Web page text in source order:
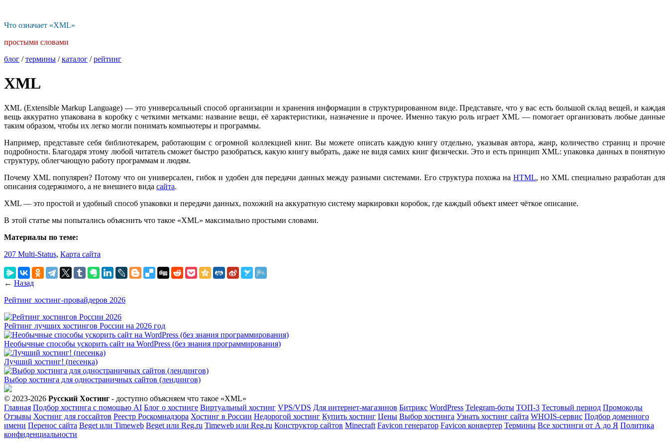
Что означает «XML»
простыми словами
блог /термины /каталог /рейтинг
XML
XML (Extensible Markup Language) — это универсальный способ организации и хранения информации в структурированном виде. Представьте, что у вас есть большой склад вещей, и каждая
вещь аккуратно упакована в коробку с четкими метками: название вещи, её характеристики, назначение и прочее. Именно такую роль играет XML — помогает организовать любые данные
таким образом, чтобы их легко могли понимать компьютеры и программы.
Например, представьте себя библиотекарем, работающим с огромной коллекцией книг. Вы можете описать каждую книгу отдельно, указывая автора, жанр, количество страниц и прочие
подробности. Благодаря этому любой читатель сможет быстро разобраться, какую книгу выбрать, даже не видя самих книг физически. Это и есть принцип XML: упаковка данных в понятную
структуру, облегчающую работу программам и людям.
Почему XML популярен? Потому что он универсален, гибок и удобен для передачи данных между разными системами. Его структура похожа наHTML, но XML специально разработан для
описания содержимого, а не внешнего вида сайта.
XML — это простой и удобный способ упаковки и передачи данных, похожий на аккуратную систему маркировки коробок, где каждый объект имеет чёткое описание.
В этой статье мы попытались объяснить что такое «XML» максимально простыми словами.
Материалы по теме:
207 Multi-Status, Карта сайта
← Назад
Рейтинг хостинг-провайдеров 2026
Рейтинг лучших хостингов России на 2026 год
Необычные способы ускорить сайт на WordPress (без знания программирования)
Лучший хостинг! (песенка)
Выбор хостинга для одностраничных сайтов (лендингов)
© 2023-2026 Русский Хостинг - доступно объясняем что такое «XML»
Главная Подбор хостинга с помощью AI Блог о хостинге Виртуальный хостинг VPS/VDS Для интернет-магазинов Битрикс WordPress Telegram-боты ТОП-3 Тестовый период Промокоды
Отзывы Хостинг для госсайтов Реестр Роскомнадзора Хостинг в России Недорогой хостинг Купить хостинг Цены Выбор хостинга Узнать хостинг сайта WHOIS-сервис Подбор доменного
имени Перенос сайта Beget или Timeweb Beget или Reg.ru Timeweb или Reg.ru Конструктор сайтов Minecraft Favicon генератор Favicon конвертер Термины Все хостинги от А до Я Политика
конфиденциальности